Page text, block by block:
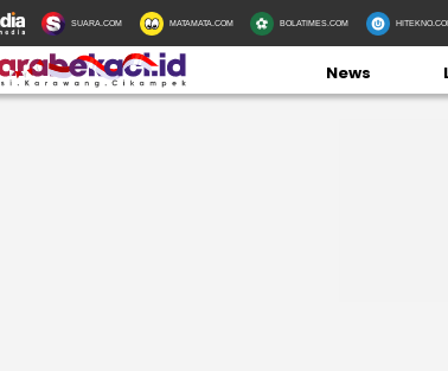
SUARA.COM MATAMATA.COM BOLATIMES.COM
News